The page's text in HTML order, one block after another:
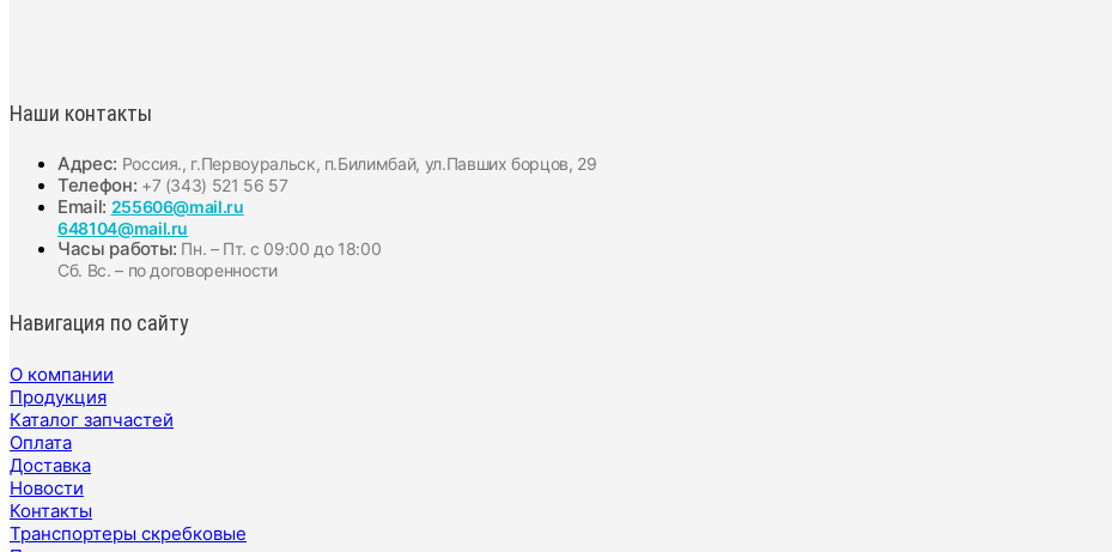
Наши контакты
Адрес: Россия., г.Первоуральск, п.Билимбай, ул.Павших борцов, 29
Телефон: +7 (343) 521 56 57
Email: 255606@mail.ru
648104@mail.ru
Часы работы: Пн. – Пт. с 09:00 до 18:00
Сб. Вс. – по договоренности
Навигация по сайту
О компании
Продукция
Каталог запчастей
Оплата
Доставка
Новости
Контакты
Транспортеры скребковые